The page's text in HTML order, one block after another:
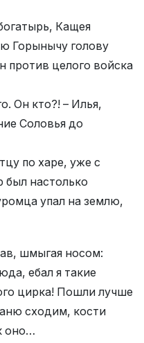
Кащея
Горынычу голову
против целого войска
Он кто?! – Илья,
Соловья до
по харе, уже с
настолько
упал на землю,
шмыгая носом:
ебал я такие
цирка! Пошли лучше
сходим, кости
оно…